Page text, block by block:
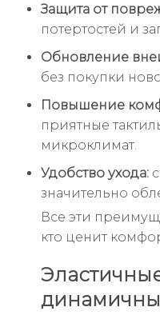
Защита от
потертостей и
Обновление
без покупки
Повышение
приятные
микроклимат.
Удобство ухода:
значительно
Все эти
кто ценит